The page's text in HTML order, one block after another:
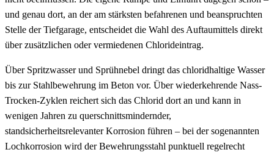
und genau dort, an der am stärksten befahrenen und beanspruchten
Stelle der Tiefgarage, entscheidet die Wahl des Auftaumittels direkt
über zusätzlichen oder vermiedenen Chlorideintrag.
Über Spritzwasser und Sprühnebel dringt das chloridhaltige Wasser
bis zur Stahlbewehrung im Beton vor. Über wiederkehrende Nass-
Trocken-Zyklen reichert sich das Chlorid dort an und kann in
wenigen Jahren zu querschnittsmindernder,
standsicherheitsrelevanter Korrosion führen – bei der sogenannten
Lochkorrosion wird der Bewehrungsstahl punktuell regelrecht